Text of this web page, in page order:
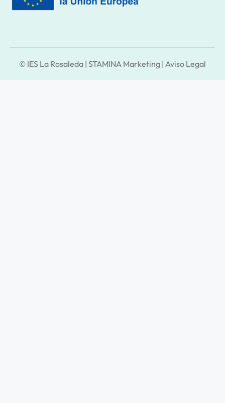
© IES La Rosaleda | STAMINA Marketing | Aviso Legal